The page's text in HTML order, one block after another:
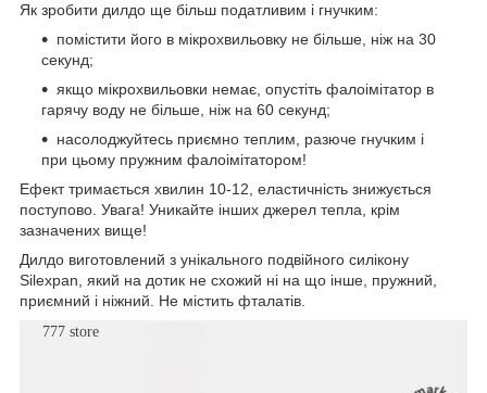
Як зробити дилдо ще більш податливим і гнучким:
помістити його в мікрохвильовку не більше, ніж на 30
секунд;
якщо мікрохвильовки немає, опустіть фалоімітатор в
гарячу воду не більше, ніж на 60 секунд;
насолоджуйтесь приємно теплим, разюче гнучким і
при цьому пружним фалоімітатором!
Ефект тримається хвилин 10-12, еластичність знижується
поступово. Увага! Уникайте інших джерел тепла, крім
зазначених вище!
Дилдо виготовлений з унікального подвійного силікону
Silexpan, який на дотик не схожий ні на що інше, пружний,
приємний і ніжний. Не містить фталатів.
777 store